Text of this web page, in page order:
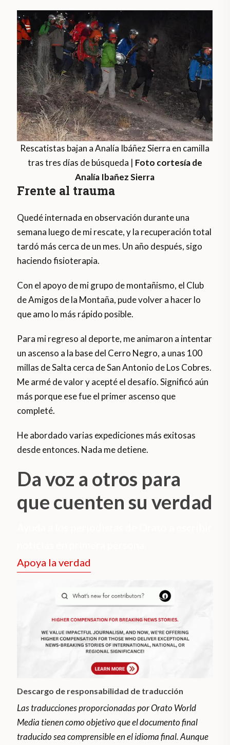
Rescatistas bajan a Analía Ibáñez Sierra en camilla
tras tres días de búsqueda | Foto cortesía de
Analía Ibañez Sierra
Frente al trauma
Quedé internada en observación durante una
semana luego de mi rescate, y la recuperación total
tardó más cerca de un mes. Un año después, sigo
haciendo fisioterapia.
Con el apoyo de mi grupo de montañismo, el Club
de Amigos de la Montaña, pude volver a hacer lo
que amo lo más rápido posible.
Para mi regreso al deporte, me animaron a intentar
un ascenso a la base del Cerro Negro, a unas 100
millas de Salta cerca de San Antonio de Los Cobres.
Me armé de valor y acepté el desafío. Significó aún
más porque ese fue el primer ascenso que
completé.
He abordado varias expediciones más exitosas
desde entonces. Nada me detiene.
Da voz a otros para
que cuenten su verdad
Apoya la verdad
Descargo de responsabilidad de traducción
Las traducciones proporcionadas por Orato World
Media tienen como objetivo que el documento final
traducido sea comprensible en el idioma final. Aunque